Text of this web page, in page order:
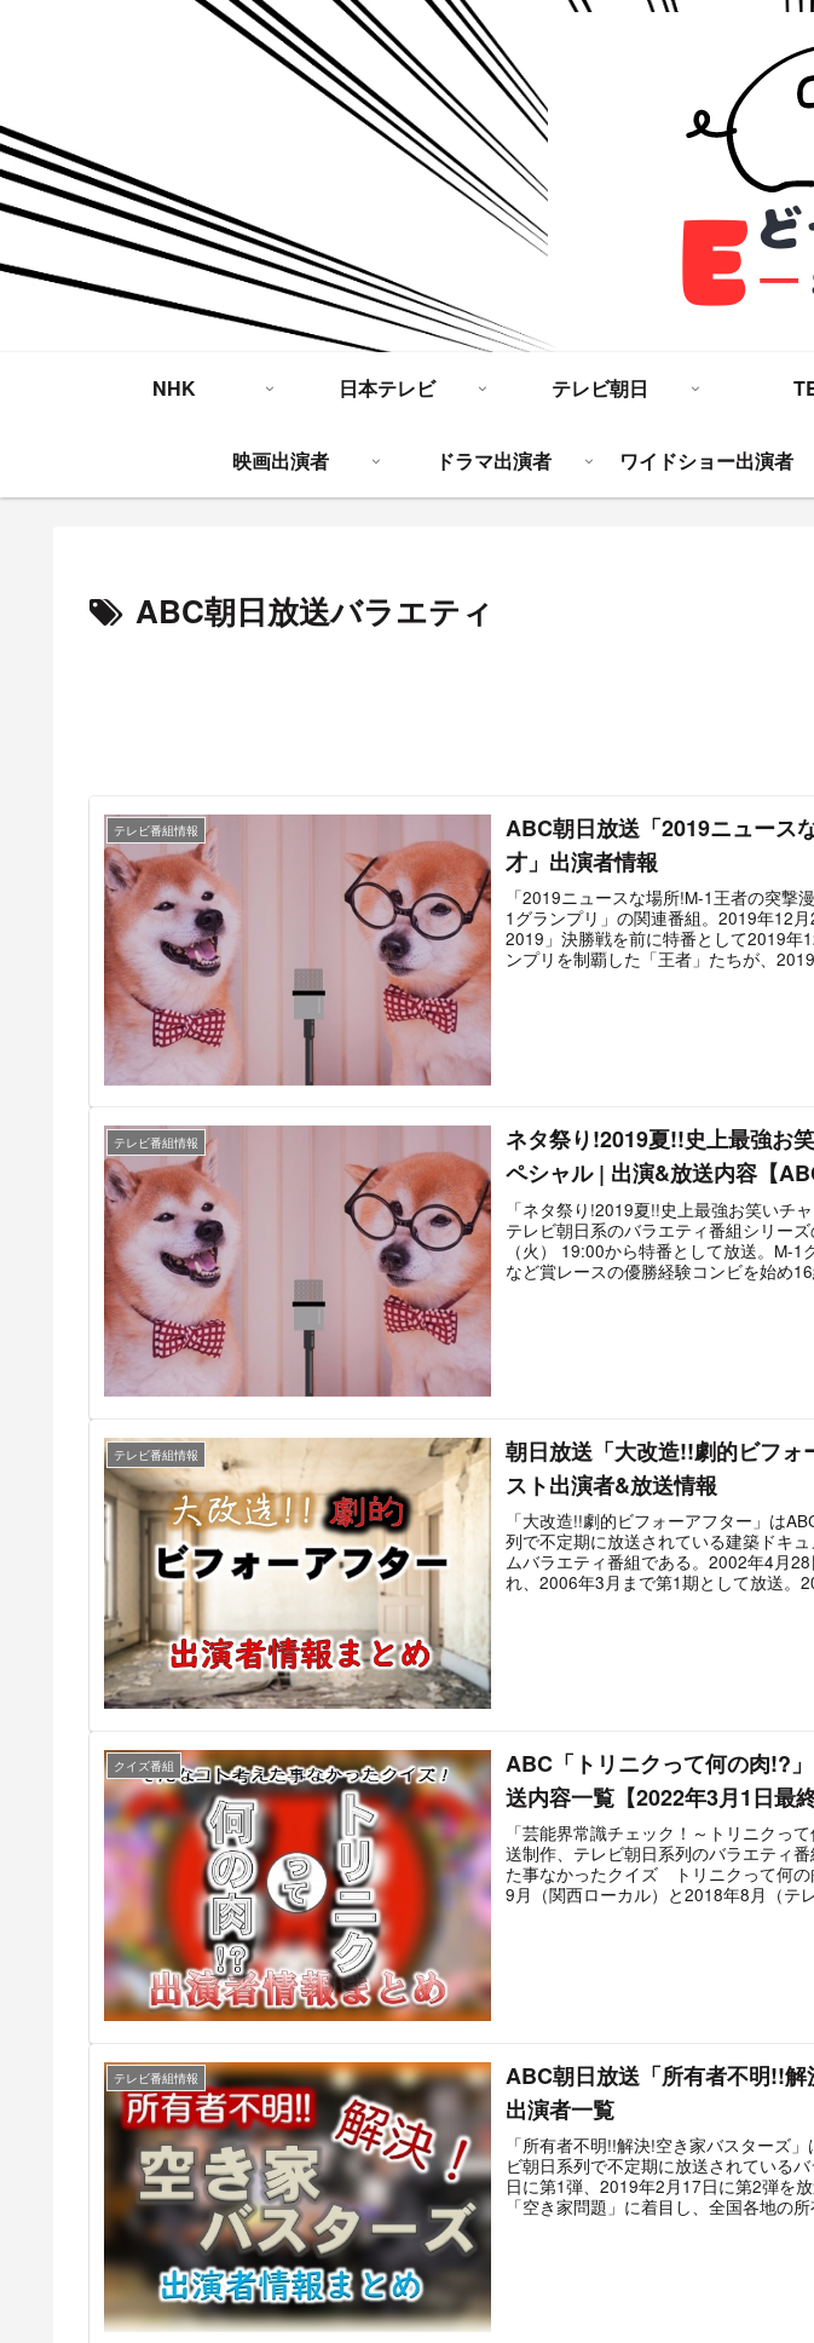
NHK 日本テレビ テレビ朝日
映画出演者 ドラマ出演者 ワイドショー出演者
ABC朝日放送バラエティ
テレビ番組情報
ABC朝日放送「2019ニュース
才」出演者情報
「2019ニュースな場所!M-1王者の突撃
1グランプリ」の関連番組。2019年12
2019」決勝戦を前に特番として2019年
ンプリを制覇した「王者」たちが、
ンディエンジェル」が出演する。この
テレビ番組情報
ネタ祭り!2019夏!!史上最強お
ペシャル | 出演&放送内容【
「ネタ祭り!2019夏!!史上最強お笑いチ
テレビ朝日系のバラエティ番組シリー
（火） 19:00から特番として放送。M-
など賞レースの優勝経験コンビを始め
お、同番組は2020年5月5日に「ネタ祭
停止が影響したことによる対応と思われ
テレビ番組情報
朝日放送「大改造!!劇的ビフォ
スト出演者&放送情報
「大改造!!劇的ビフォーアフター」は
列で不定期に放送されている建築ドキ
ムバラエティ番組である。2002年4月
れ、2006年3月まで第1期として放送。
うことが大筋だが、単なるリフォーム
おりファミリー・ドキュメンタリーの
者は司会・進行・スタジオゲストの他
「匠」や匠をサポートするアシスタント
組は長期に渡り放送されており過去には
いたが、この記事では「大改造!!劇的
以降の出演者情報を中心にまとめた。
「大改造‼劇的ビフォーアフター 2時間
三世代移住」。お笑い芸人であるWエ
分にUターン移住するため「20年間空
クイズ番組
ABC「トリニクって何の肉!?
送内容一覧【2022年3月1日最終
「芸能界常識チェック！～トリニクっ
送制作、テレビ朝日系列のバラエティ
た事なかったクイズ トリニクって何
9月（関西ローカル）と2018年8月（テ
と番組の特徴を塗り替えていったが、
常識チェックを問う内容へと大きなリ
シスタントは、浜田雅功＆ヒロド歩美ア
ック」でお馴染みのコンビが務める。
組は終了。
テレビ番組情報
ABC朝日放送「所有者不明!!解
出演者一覧
「所有者不明!!解決!空き家バスターズ
ビ朝日系列で不定期に放送されている
日に第1弾、2019年2月17日に第2弾を
「空き家問題」に着目し、全国各地の
「所有者不明!!解決!空き家バスターズ